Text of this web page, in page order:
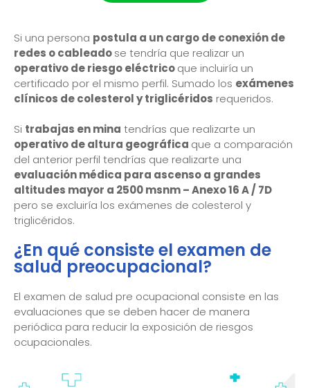
Si una persona postula a un cargo de conexión de
redes o cableadose tendría que realizar un
operativo de riesgo eléctricoque incluiría un
certificado por el mismo perfil. Sumado los exámenes
clínicos de colesterol y triglicéridos requeridos.
Si trabajas en mina tendrías que realizarte un
operativo de altura geográfica que a comparación
del anterior perfil tendrías que realizarte una
evaluación médica para ascenso a grandes
altitudes mayor a 2500 msnm – Anexo 16 A / 7D
pero se excluiría los exámenes de colesterol y
triglicéridos.
¿En qué consiste el examen de
salud preocupacional?
El examen de salud pre ocupacional consiste en las
evaluaciones que se deben hacer de manera
periódica para reducir la exposición de riesgos
ocupacionales.